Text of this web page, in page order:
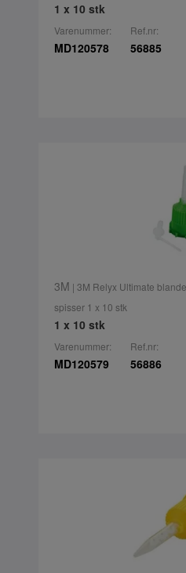
1 x 10 stk
Varenummer:
MD120578
Ref.nr:
56885
3M | 3M Relyx Ultimate
spisser 1 x 10 stk
1 x 10 stk
Varenummer:
MD120579
Ref.nr:
56886